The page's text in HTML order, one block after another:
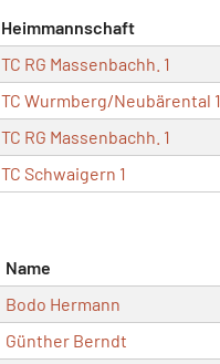
Heimmannschaft
TC RG Massenbachh. 1
TC Wurmberg/Neubärental 1
TC RG Massenbachh. 1
TC Schwaigern 1
Name
Bodo Hermann
Günther Berndt